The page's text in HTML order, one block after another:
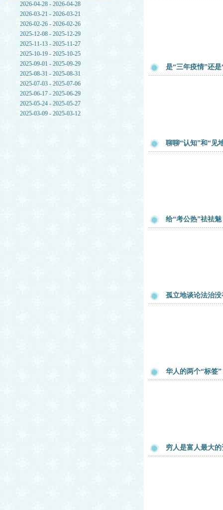
2026-04-28 - 2026-04-28
2026-03-21 - 2026-03-21
2026-02-26 - 2026-02-26
2025-12-08 - 2025-12-29
2025-11-13 - 2025-11-27
2025-10-19 - 2025-10-25
2025-09-01 - 2025-09-29
2025-08-31 - 2025-08-31
2025-07-03 - 2025-07-06
2025-06-17 - 2025-06-29
2025-05-24 - 2025-05-27
2025-03-09 - 2025-03-12
是“三年疫情”还
聊聊“认知”和“见
给“考公热”祛祛魅
孤立地谈论法治
华人的两个“标签
穷人是富人最大